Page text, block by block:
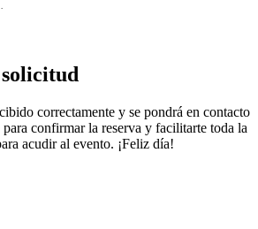
correctamente y se pondrá en contacto
confirmar la reserva y facilitarte toda la
acudir al evento. ¡Feliz día!